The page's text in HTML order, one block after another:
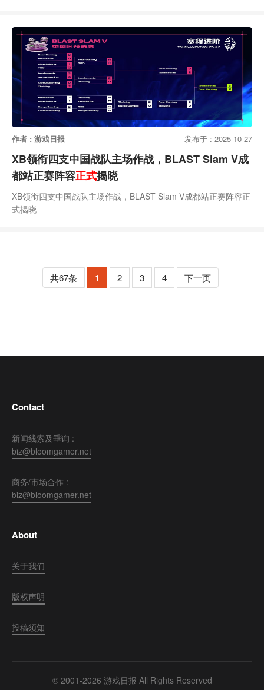
作者 : 游戏日报 发布于 : 2025-10-27
XB领衔四支中国战队主场作战，BLAST Slam V成
都站正赛阵容正式揭晓
XB领衔四支中国战队主场作战，BLAST Slam V成都站正赛阵容正
式揭晓
共67条 1 2 3 4 下一页
Contact
新闻线索及垂询 :
biz@bloomgamer.net
商务/市场合作 :
biz@bloomgamer.net
About
关于我们
版权声明
投稿须知
© 2001-2026 游戏日报 All Rights Reserved